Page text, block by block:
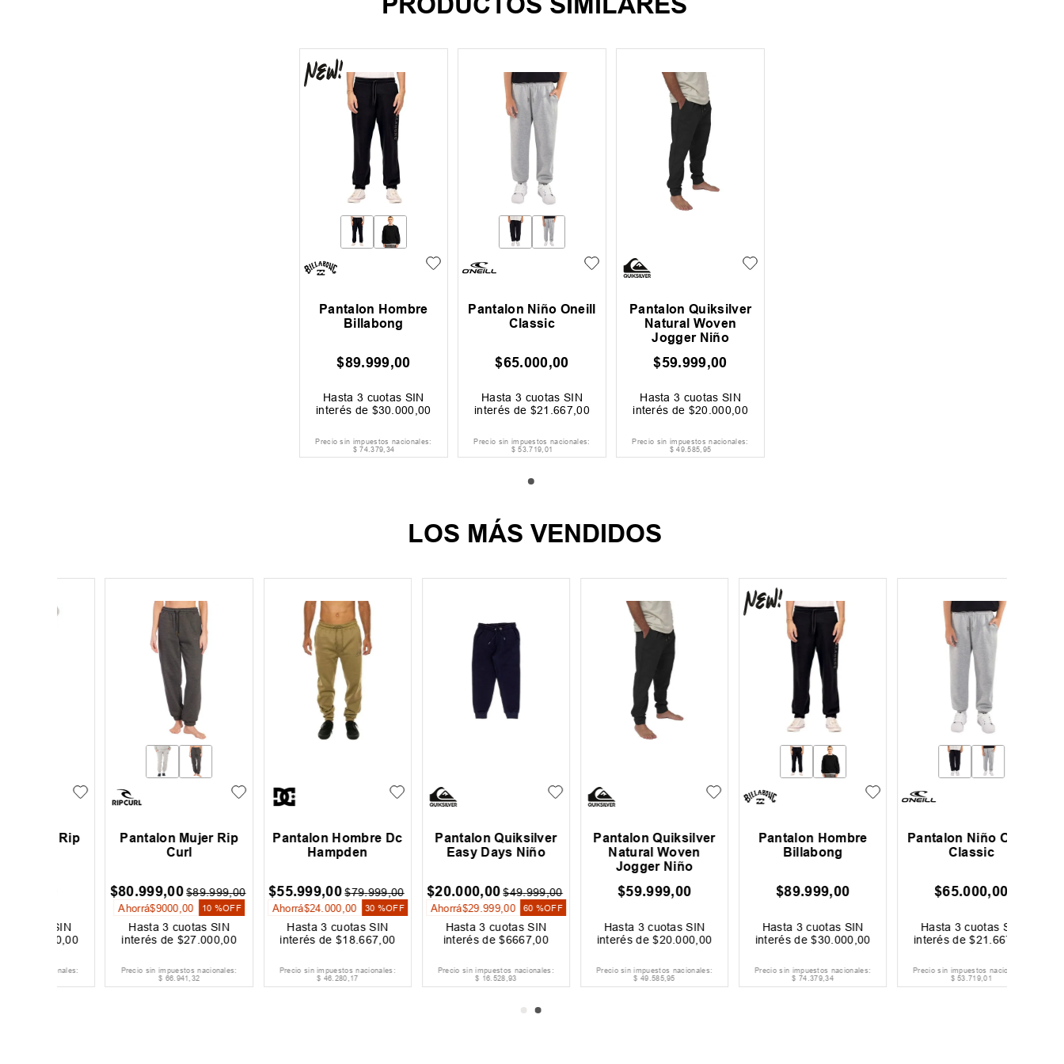
Pantalon Hombre
Billabong
$89.999,00
Hasta 3 cuotas SIN
interés de $30 000 ,00
Precio sin impuestos nacionales:
$ 74.379,34
Pantalon Niño Oneill
Classic
$65.000,00
Hasta3 cuotas SIN
interés de $21 667,00
Precio sin impuestos nacionales:
$ 53.719,01
Pantalon Quiksilver
Natural Woven
Jogger Niño
$59.999,00
Hasta3 cuotas SIN
interés de $20 .000 ,00
Precio sin impuestos nacionales:
$ 49.585,95
LOS MÁS VENDIDOS
Pantalon Mujer Rip
999,00$89.999,00
9000,00 10 % OFF
cuotas SIN
interés de$27. 000 ,00
Precio sin impuestos nacionales:
Pantalon Hombre Dc
Hampden
$55 999,00$79.999,00
Ahorrá
24.000,00 30 % OFF
cuotas SIN
interés de$18. 667 ,00
Precio sin impuestos nacionales:
Pantalon Quiksilver
Easy Days Niño
$20 000,00$49.999,00
Ahorrá
29.999,00 60 %OFF
cuotas SIN
interés de$6667,00
Precio sin impuestos nacionales:
Pantalon Quiksilver
Natural Woven
Jogger Niño
999,00
cuotas SIN
interés de$20.000 ,00
Precio sin impuestos nacionales:
Pantalon Hombre
Billabong
999,00
cuotas SIN
interés de$30. 000 ,00
Precio sin impuestos nacionales:
Pantalon Niño Oneill
Classic
000,00
cuotas SIN
interés de$21. 667,00
Precio sin impuestos nacionales: